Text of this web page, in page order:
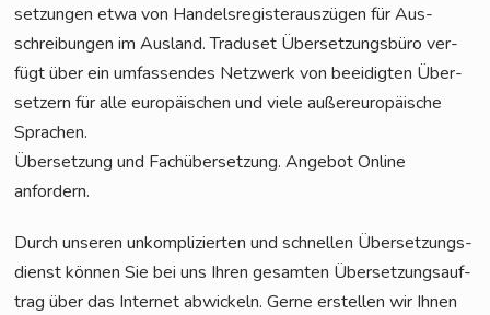
set­zun­gen etwa von Han­dels­re­gis­ter­aus­zü­gen für Aus­
schrei­bun­gen im Aus­land. Tra­du­set Über­set­zungs­bü­ro ver­
fügt über ein umfas­sen­des Netz­werk von beei­dig­ten Über­
set­zern für alle euro­päi­schen und vie­le außer­eu­ro­päi­sche
Sprachen.
Über­set­zung und Fach­über­set­zung. Ange­bot Online
anfordern.
Durch unse­ren unkom­pli­zier­ten und schnel­len Über­set­zungs­
dienst kön­nen Sie bei uns Ihren gesam­ten Über­set­zungs­auf­
trag über das Inter­net abwi­ckeln. Ger­ne erstel­len wir Ihnen